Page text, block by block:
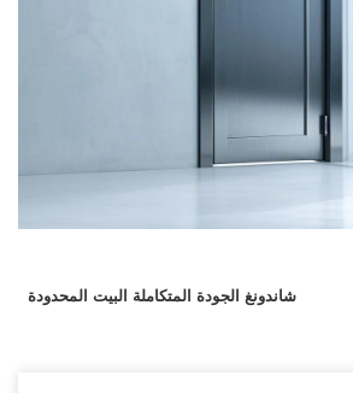
شاندونغ الجودة المتكاملة البيت المحدودة